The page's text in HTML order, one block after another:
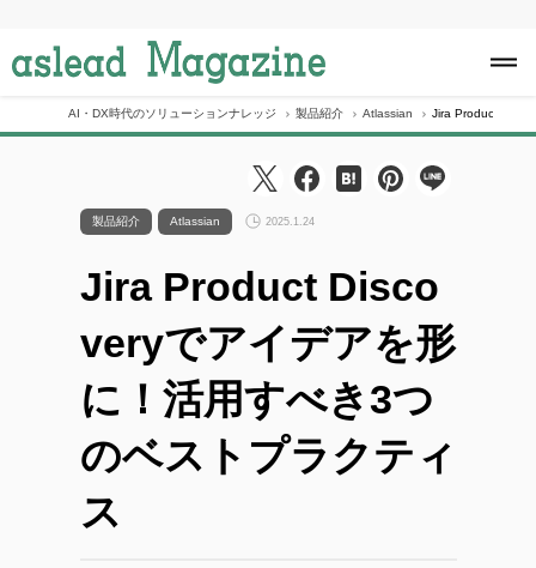
c
AI・DX時代のソリューションナレッジ 製品紹介 Atlassian Jira Product
製品紹介 Atlassian 2025.1.24
Jira Product Disco
veryでアイデアを形
に！活用すべき3つ
のベストプラクティ
ス